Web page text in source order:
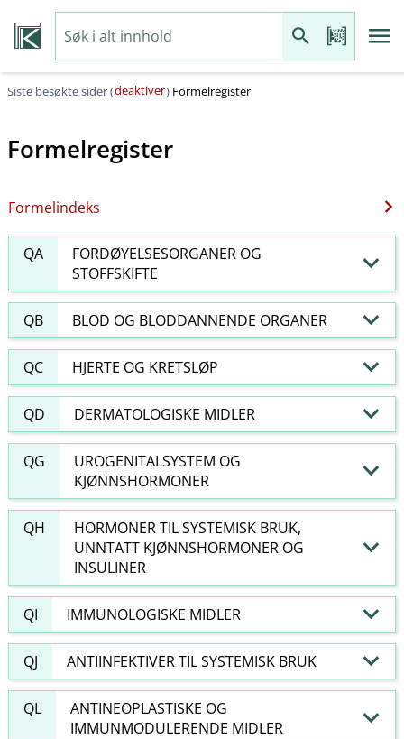
Siste besøkte sider (deaktiver) Formelregister
Formelregister
Formelindeks
QA
FORDØYELSESORGANER OG
STOFFSKIFTE
QB BLOD OG BLODDANNENDE ORGANER
QC HJERTE OG KRETSLØP
QD DERMATOLOGISKE MIDLER
QG
UROGENITALSYSTEM OG
KJØNNSHORMONER
QH
HORMONER TIL SYSTEMISK BRUK,
UNNTATT KJØNNSHORMONER OG
INSULINER
QI IMMUNOLOGISKE MIDLER
QJ ANTIINFEKTIVER TIL SYSTEMISK BRUK
QL
ANTINEOPLASTISKE OG
IMMUNMODULERENDE MIDLER